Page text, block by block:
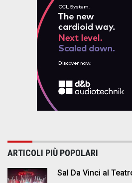
ARTICOLI PIÙ POPOLARI
Sal Da Vinci al